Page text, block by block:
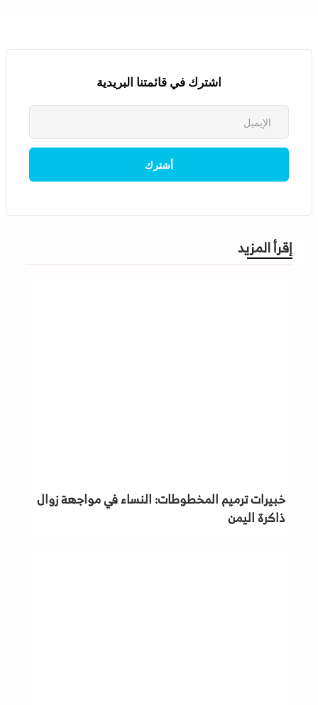
اشترك في قائمتنا البريدية
إقرأ المزيد
خبيرات ترميم المخطوطات: النساء في مواجهة زوال
ذاكرة اليمن